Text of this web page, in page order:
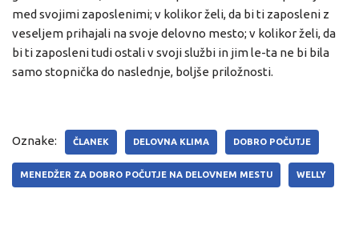
med svojimi zaposlenimi; v kolikor želi, da bi ti zaposleni z
veseljem prihajali na svoje delovno mesto; v kolikor želi, da
bi ti zaposleni tudi ostali v svoji službi in jim le-ta ne bi bila
samo stopnička do naslednje, boljše priložnosti.
Oznake: ČLANEK DELOVNA KLIMA DOBRO POČUTJE
MENEDŽER ZA DOBRO POČUTJE NA DELOVNEM MESTU WELLY